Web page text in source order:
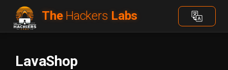
The Hackers Labs
LavaShop